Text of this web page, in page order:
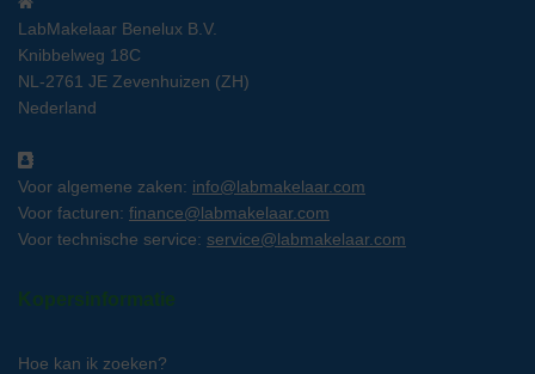
LabMakelaar Benelux B.V.
Knibbelweg 18C
NL-2761 JE Zevenhuizen (ZH)
Nederland
Voor algemene zaken: info@labmakelaar.com
Voor facturen: finance@labmakelaar.com
Voor technische service: service@labmakelaar.com
Kopersinformatie
Hoe kan ik zoeken?